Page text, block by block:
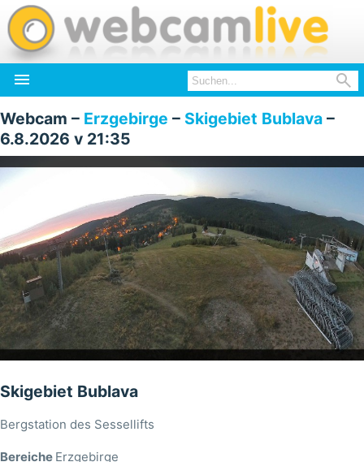
 
Webcam – Erzgebirge – Skigebiet Bublava –
6.8.2026 v 21:35
Skigebiet Bublava
Bergstation des Sessellifts
Bereiche Erzgebirge